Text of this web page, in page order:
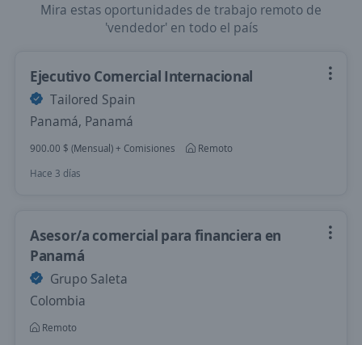
Mira estas oportunidades de trabajo remoto de
'vendedor' en todo el país
Ejecutivo Comercial Internacional
Tailored Spain
Panamá, Panamá
900.00 $ (Mensual) + Comisiones
Remoto
Hace 3 días
Asesor/a comercial para financiera en
Panamá
Grupo Saleta
Colombia
Remoto